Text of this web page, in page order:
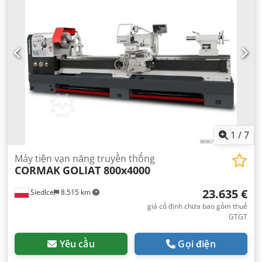
1 /7
Siedlce 8.515 km
Máy tiện vạn năng truyền thống
CORMAK GOLIAT 800x4000
23.635 €
giá cố định chưa bao gồm thuế
GTGT
Yêu cầu Gọi điện